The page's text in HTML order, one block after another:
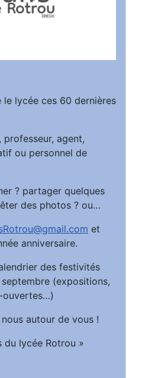
le lycée ces 60 dernières
professeur, agent,
ou personnel de
? partager quelques
des photos ? ou…
et
anniversaire.
des festivités
(expositions,
ouvertes…)
autour de vous !
du lycée Rotrou »